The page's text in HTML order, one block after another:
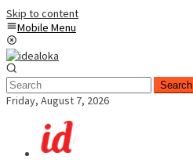
Skip to content
Mobile Menu
Search
Friday, August 7, 2026